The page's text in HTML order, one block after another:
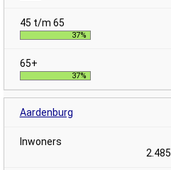
37%
37%
Aardenburg
2.485